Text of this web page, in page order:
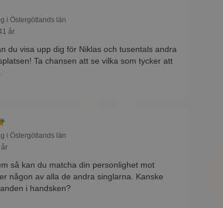
i Östergötlands län
år
du visa upp dig för Niklas och tusentals andra
Ta chansen att se vilka som tycker att
i Östergötlands län
år
så kan du matcha din personlighet mot
någon av alla de andra singlarna. Kanske
i handsken?